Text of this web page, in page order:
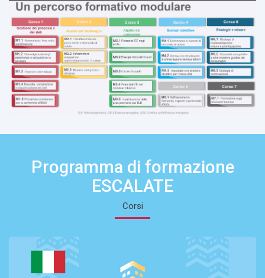
Programma di formazione
ESCALATE
Corsi
CORSO ESCALATE 1: Gestione